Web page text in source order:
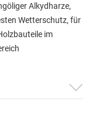
Alkydharze,
Wetterschutz, für
im